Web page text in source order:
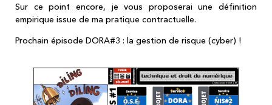
Sur ce point encore, je vous proposerai une définition
empirique issue de ma pratique contractuelle.
Prochain épisode DORA#3 : la gestion de risque (cyber) !